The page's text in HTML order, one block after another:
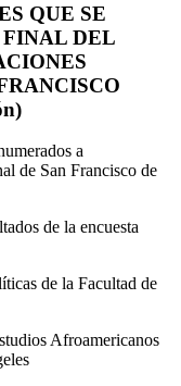
QUE SE
DEL
a
de San Francisco de
de la encuesta
de la Facultad de
Afroamericanos